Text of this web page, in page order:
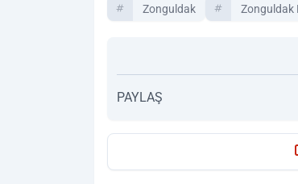
Zonguldak Zonguldak
PAYLAŞ